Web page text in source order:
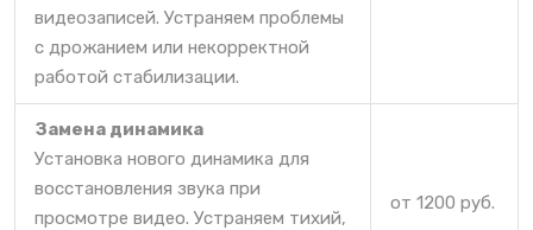
видеозаписей. Устраняем проблемы
с дрожанием или некорректной
работой стабилизации.
Замена динамика
Установка нового динамика для
восстановления звука при
просмотре видео. Устраняем тихий,
от 1200 руб.